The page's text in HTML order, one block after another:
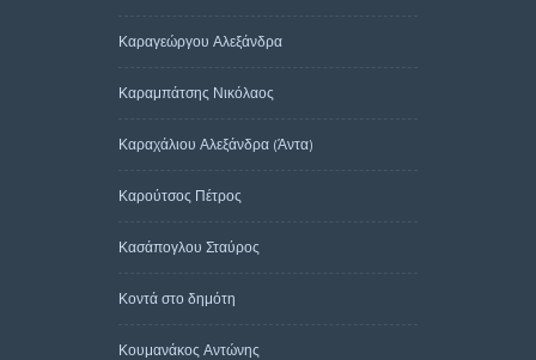
Καραγεώργου Αλεξάνδρα
Καραμπάτσης Νικόλαος
Καραχάλιου Αλεξάνδρα (Άντα)
Καρούτσος Πέτρος
Κασάπογλου Σταύρος
Κοντά στο δημότη
Κουμανάκος Αντώνης